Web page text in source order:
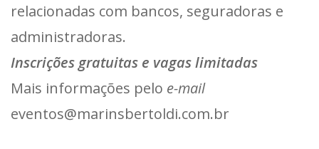
relacionadas com bancos, seguradoras e
administradoras.
Inscrições gratuitas e vagas limitadas
Mais informações pelo e-mail
eventos@marinsbertoldi.com.br